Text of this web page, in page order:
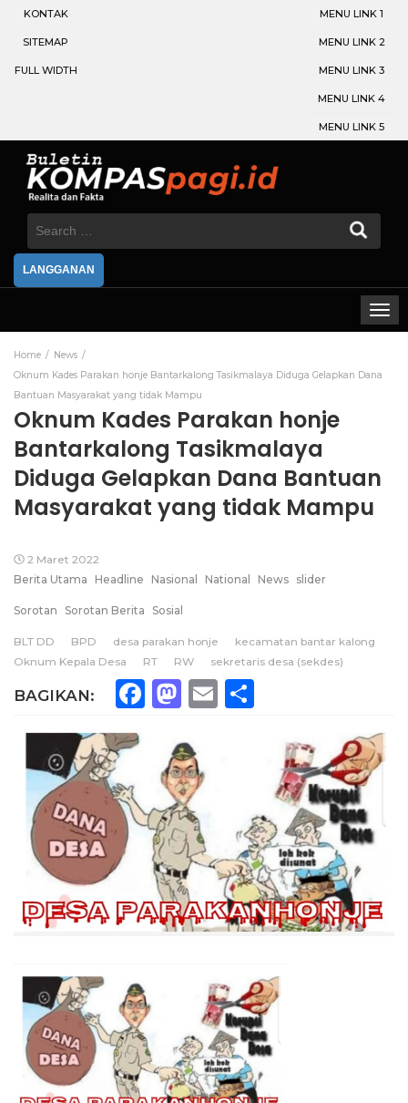
KONTAK
SITEMAP
FULL WIDTH
MENU LINK 1
MENU LINK 2
MENU LINK 3
MENU LINK 4
MENU LINK 5
Search
LANGGANAN
Home
News
Oknum Kades Parakan honje Bantarkalong Tasikmalaya Diduga Gelapkan Dana
Bantuan Masyarakat yang tidak Mampu
Oknum Kades Parakan honje
Bantarkalong Tasikmalaya
Diduga Gelapkan Dana Bantuan
Masyarakat yang tidak Mampu
2 Maret 2022
Berita Utama
Headline Nasional National News slider
Sorotan Sorotan Berita Sosial
BLT DD BPD desa parakan honje
kecamatan bantar kalong
Oknum Kepala Desa
RT RW sekretaris desa (sekdes)
BAGIKAN: Facebook
Mastodon
Email